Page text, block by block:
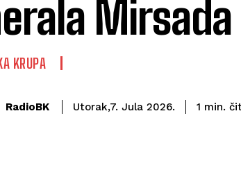
Mirsada
KRUPA
RadioBK Utorak,7. Jula 2026. 1 min.